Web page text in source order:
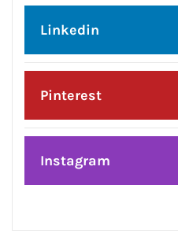
Facebook
Twitter
Google Plus